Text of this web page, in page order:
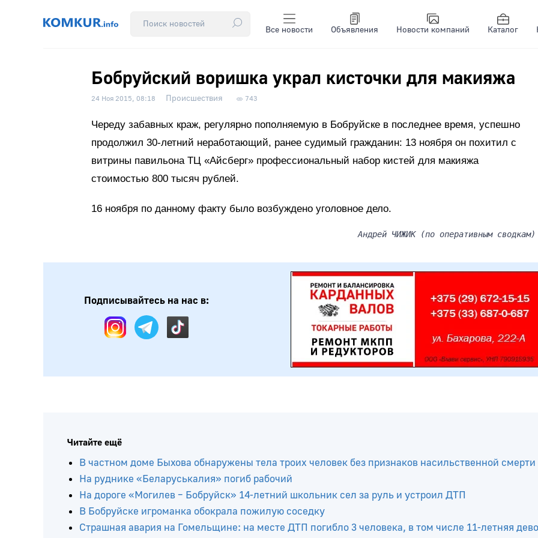
Все новости Объявления Новости компаний Каталог
Бобруйский воришка украл кисточки для макияжа
24 Ноя 2015, 08:18 Происшествия 743
Череду забавных краж, регулярно пополняемую в Бобруйске в последнее время, успешно
продолжил 30-летний неработающий, ранее судимый гражданин: 13 ноября он похитил с
витрины павильона ТЦ «Айсберг» профессиональный набор кистей для макияжа
стоимостью 800 тысяч рублей.
16 ноября по данному факту было возбуждено уголовное дело.
Андрей ЧИЖИК (по оперативным сводкам)
Подписывайтесь на нас в:
Читайте ещё
В частном доме Быхова обнаружены тела троих человек без признаков насильственной смерти
На руднике «Беларуськалия» погиб рабочий
На дороге «Могилев – Бобруйск» 14-летний школьник сел за руль и устроил ДТП
В Бобруйске игроманка обокрала пожилую соседку
Страшная авария на Гомельщине: на месте ДТП погибло 3 человека, в том числе 11-летняя